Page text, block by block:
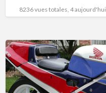
8236 vues totales, 4 aujourd'hui
ENSEMBLE
POLY
HONDA
RC